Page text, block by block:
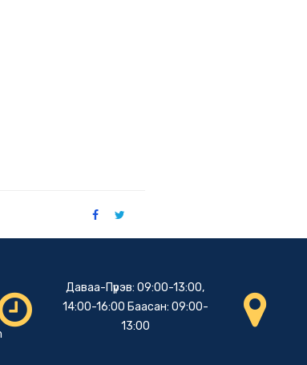
Даваа-Пүрэв: 09:00-13:00,
14:00-16:00 Баасан: 09:00-
13:00